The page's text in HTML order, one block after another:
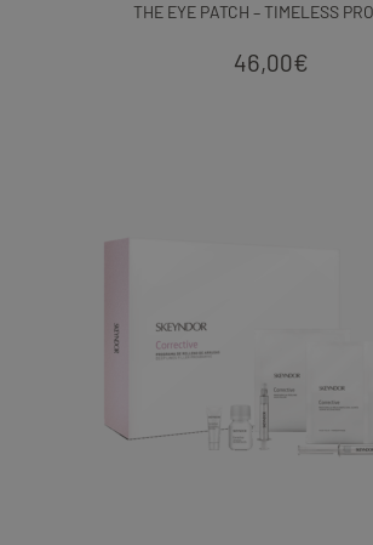
THE EYE PATCH – TIMELESS
46,00€